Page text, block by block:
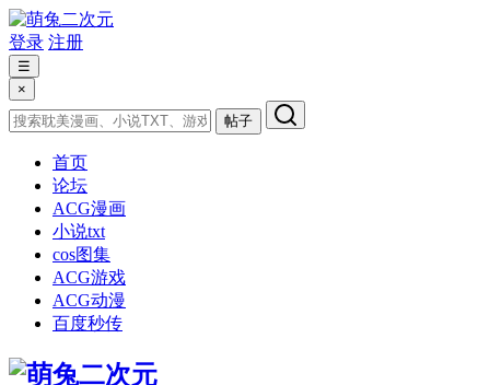
登录 注册
☰
×
帖子
首页
论坛
ACG漫画
小说txt
cos图集
ACG游戏
ACG动漫
百度秒传